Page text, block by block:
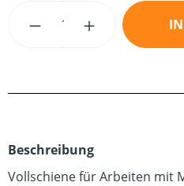
Produkt Anzahl:
Beschreibung
Vollschiene für Arbeiten mit